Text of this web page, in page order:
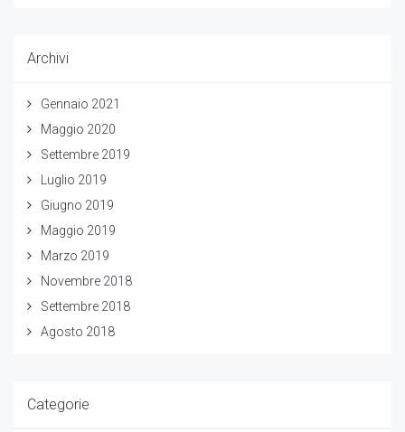
Archivi
Gennaio 2021
Maggio 2020
Settembre 2019
Luglio 2019
Giugno 2019
Maggio 2019
Marzo 2019
Novembre 2018
Settembre 2018
Agosto 2018
Categorie